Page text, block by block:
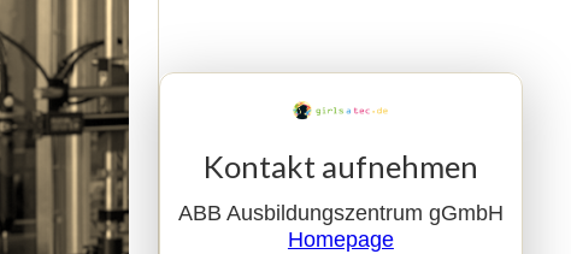
Kontakt aufnehmen
ABB Ausbildungszentrum gGmbH
Homepage